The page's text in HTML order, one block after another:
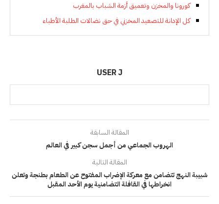
كورونا والمخزن وتعميق أزمة الشباب بالمغرب
كل الإدانة للتصعيد المخزني في حق نضالات الطلبة الأطباء
USER J
المقالة السابقة
الهروب الجماعي من أجمل سجن كبير في العالم
المقالة التالية
شبيبة النهج تتضامن مع معركة الإضراب المفتوح عن الطعام بطنجة وتعلن
انخراطها في القافلة التضامنية يوم الأحد المقبل